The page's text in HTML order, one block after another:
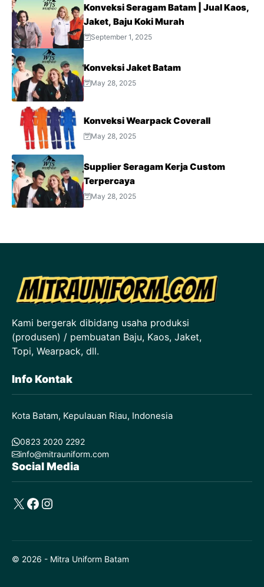
Konveksi Seragam Batam | Jual Kaos,
Jaket, Baju Koki Murah
September 1, 2025
Konveksi Jaket Batam
May 28, 2025
Konveksi Wearpack Coverall
May 28, 2025
Supplier Seragam Kerja Custom
Terpercaya
May 28, 2025
Kami bergerak dibidang usaha produksi
(produsen) / pembuatan Baju, Kaos, Jaket,
Topi, Wearpack, dll.
Info Kontak
Kota Batam, Kepulauan Riau, Indonesia
0823 2020 2292
info@mitrauniform.com
Social Media
X Facebook
Instagram
© 2026 - Mitra Uniform Batam